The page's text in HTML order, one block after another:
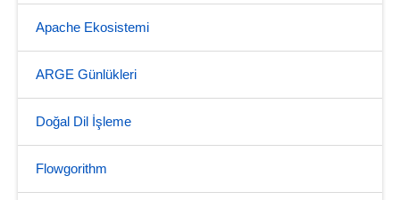
Apache Ekosistemi
ARGE Günlükleri
Doğal Dil İşleme
Flowgorithm